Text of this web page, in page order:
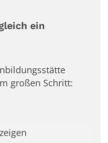
ein
großen Schritt: